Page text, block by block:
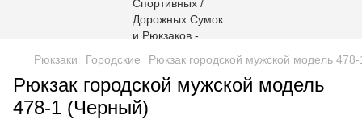
Рюкзаки Городские Рюкзак городской мужской модель
Рюкзак городской мужской модель
478-1 (Черный)